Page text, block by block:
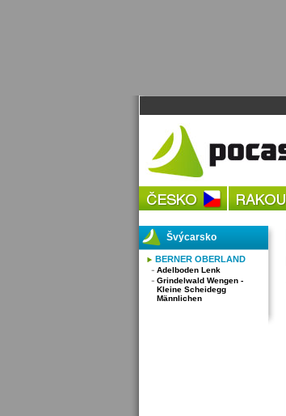
Švýcarsko
BERNER OBERLAND
Adelboden Lenk
Grindelwald Wengen -
Kleine Scheidegg
Männlichen